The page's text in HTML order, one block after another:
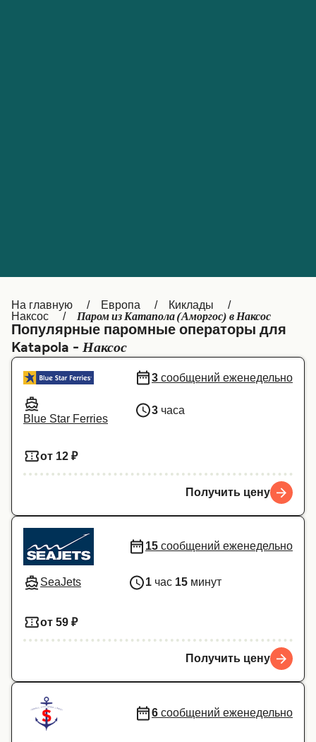
Italia Canada (FR)
Canada België (NL)
Ελλάδα Belgique (FR)
Polska
Schweiz (DE)
المغرب Maroc (FR)
На главную Европа
Киклады
Наксос
Паром из Катапола (Аморгос) в Наксос
Популярные паромные операторы для
Katapola - Наксос
Blue Star Ferries
3 сообщений еженедельно
3 часа
от 12 ₽
Получить цену
SeaJets
15 сообщений еженедельно
1 час 15 минут
от 59 ₽
Получить цену
6 сообщений еженедельно